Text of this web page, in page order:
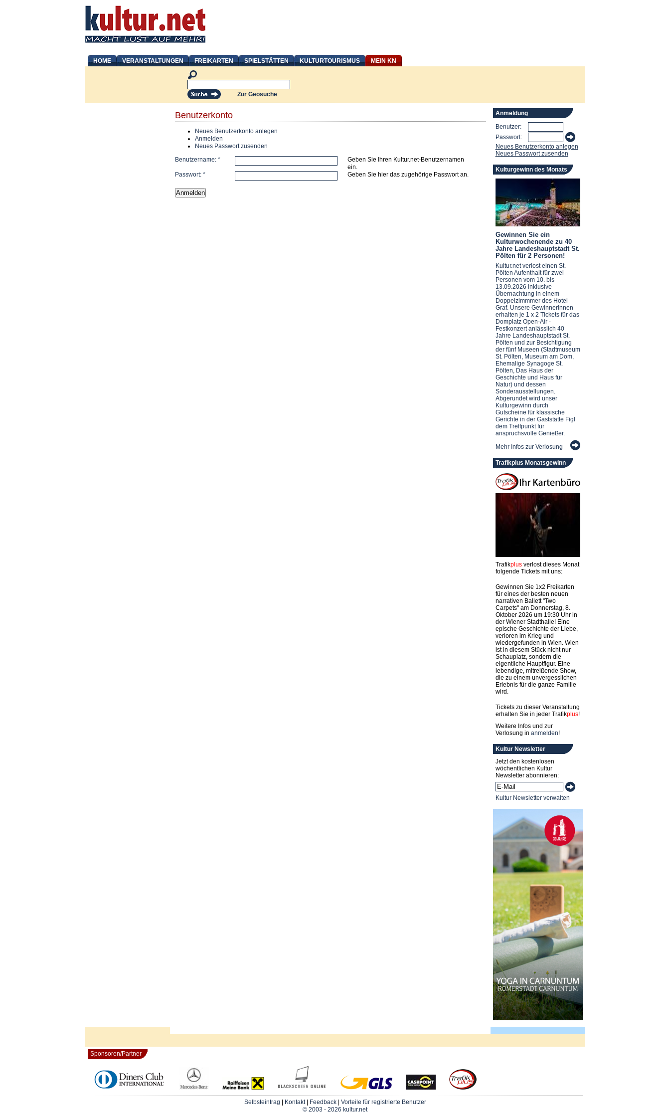
HOME VERANSTALTUNGEN FREIKARTEN SPIELSTÄTTEN KULTURTOURISMUS MEIN KN
Zur Geosuche
Benutzerkonto
Neues Benutzerkonto anlegen
Anmelden
Neues Passwort zusenden
Benutzername: *
Geben Sie Ihren Kultur.net-Benutzernamen
ein.
Passwort: * Geben Sie hier das zugehörige Passwort an.
Anmeldung
Benutzer:
Passwort:
Neues Benutzerkonto anlegen
Neues Passwort zusenden
Kulturgewinn des Monats
Gewinnen Sie ein
Kulturwochenende zu 40
Jahre Landeshauptstadt St.
Pölten für 2 Personen!
Kultur.net verlost einen St.
Pölten Aufenthalt für zwei
Personen vom 10. bis
13.09.2026 inklusive
Übernachtung in einem
Doppelzimmmer des Hotel
Graf. Unsere GewinnerInnen
erhalten je 1 x 2 Tickets für das
Domplatz Open-Air -
Festkonzert anlässlich 40
Jahre Landeshauptstadt St.
Pölten und zur Besichtigung
der fünf Museen (Stadtmuseum
St. Pölten, Museum am Dom,
Ehemalige Synagoge St.
Pölten, Das Haus der
Geschichte und Haus für
Natur) und dessen
Sonderausstellungen.
Abgerundet wird unser
Kulturgewinn durch
Gutscheine für klassische
Gerichte in der Gaststätte Figl
dem Treffpunkt für
anspruchsvolle Genießer.
Mehr Infos zur Verlosung
Trafikplus Monatsgewinn
Trafikplusverlost dieses Monat
folgende Tickets mit uns:
Gewinnen Sie 1x2 Freikarten
für eines der besten neuen
narrativen Ballett "Two
Carpets" am Donnerstag, 8.
Oktober 2026 um 19:30 Uhr in
der Wiener Stadthalle! Eine
epische Geschichte der Liebe,
verloren im Krieg und
wiedergefunden in Wien. Wien
ist in diesem Stück nicht nur
Schauplatz, sondern die
eigentliche Hauptfigur. Eine
lebendige, mitreißende Show,
die zu einem unvergesslichen
Erlebnis für die ganze Familie
wird.
Tickets zu dieser Veranstaltung
erhalten Sie in jeder Trafikplus!
Weitere Infos und zur
Verlosung in anmelden!
Kultur Newsletter
Jetzt den kostenlosen
wöchentlichen Kultur
Newsletter abonnieren:
Kultur Newsletter verwalten
Sponsoren/Partner
Selbsteintrag Kontakt| Feedback| Vorteile für registrierte Benutzer
© 2003 - 2026 kultur.net